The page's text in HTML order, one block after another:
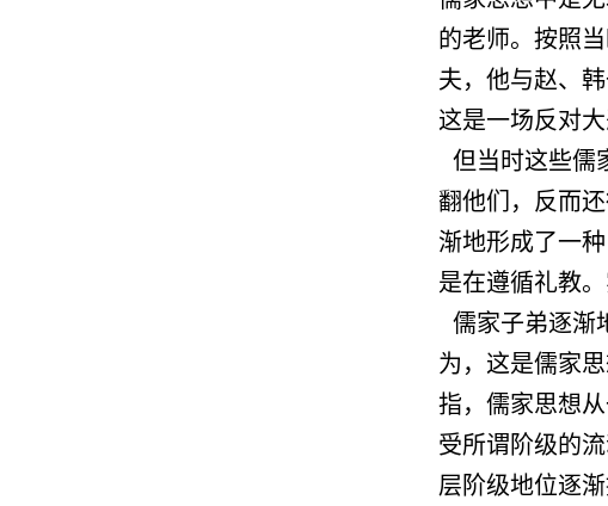
的老师。按照
夫，他与赵、
这是一场反对
但当时这些儒
翻他们，反而
渐地形成了一
是在遵循礼教
儒家子弟逐渐
为，这是儒家
指，儒家思想
受所谓阶级的
层阶级地位逐